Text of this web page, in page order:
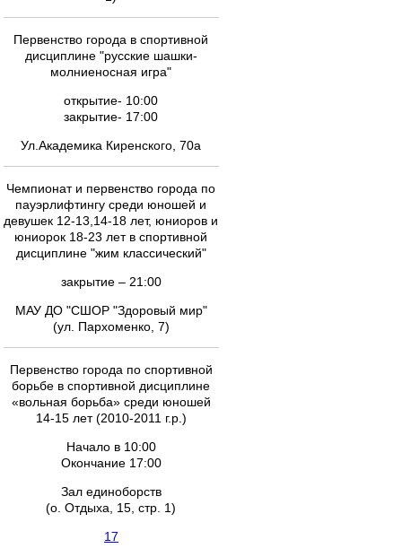
Первенство города в спортивной
дисциплине "русские шашки-
молниеносная игра"
открытие- 10:00
закрытие- 17:00
Ул.Академика Киренского, 70а
Чемпионат и первенство города по
пауэрлифтингу cреди юношей и
девушек 12-13,14-18 лет, юниоров и
юниорок 18-23 лет в спортивной
дисциплине "жим классический"
закрытие – 21:00
МАУ ДО "СШОР "Здоровый мир"
(ул. Пархоменко, 7)
Первенство города по спортивной
борьбе в спортивной дисциплине
«вольная борьба» среди юношей
14-15 лет (2010-2011 г.р.)
Начало в 10:00
Окончание 17:00
Зал единоборств
(о. Отдыха, 15, стр. 1)
17